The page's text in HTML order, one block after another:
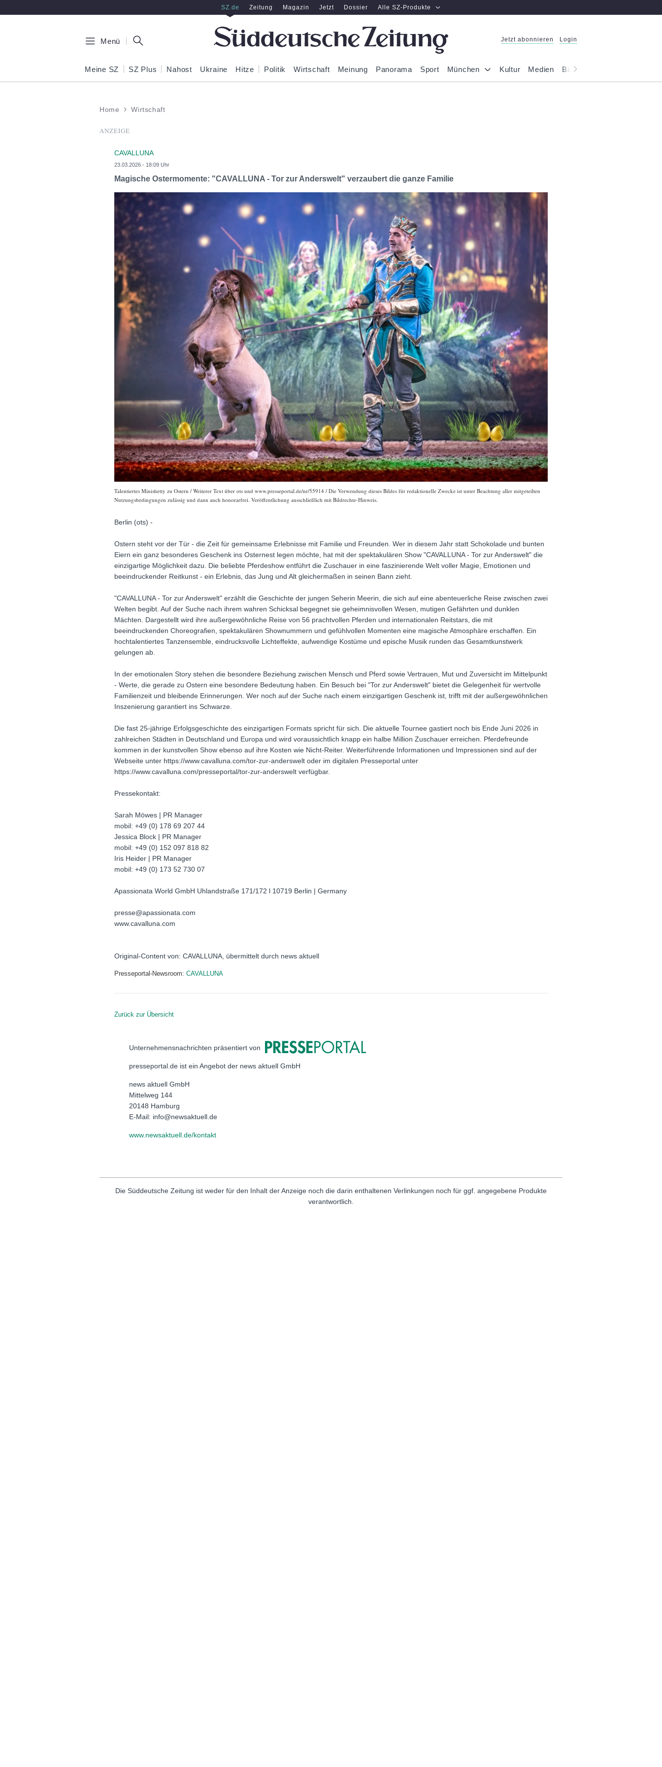
SZ.de Zeitung Magazin Jetzt Dossier Alle SZ-Produkte
Menü Jetzt abonnieren Login
Meine SZ SZ Plus Nahost Ukraine Hitze Politik Wirtschaft Meinung Panorama Sport München Kultur Medien Bayern
Home Wirtschaft
ANZEIGE
CAVALLUNA
23.03.2026 - 18:09 Uhr
Magische Ostermomente: "CAVALLUNA - Tor zur Anderswelt" verzaubert die ganze Familie
Talentiertes Minishetty zu Ostern / Weiterer Text über ots und www.presseportal.de/nr/55914 / Die Verwendung dieses Bildes für redaktionelle Zwecke ist unter Beachtung aller mitgeteilten
Nutzungsbedingungen zulässig und dann auch honorarfrei. Veröffentlichung ausschließlich mit Bildrechte-Hinweis.
Berlin (ots) -
Ostern steht vor der Tür - die Zeit für gemeinsame Erlebnisse mit Familie und Freunden. Wer in diesem Jahr statt Schokolade und bunten
Eiern ein ganz besonderes Geschenk ins Osternest legen möchte, hat mit der spektakulären Show "CAVALLUNA - Tor zur Anderswelt" die
einzigartige Möglichkeit dazu. Die beliebte Pferdeshow entführt die Zuschauer in eine faszinierende Welt voller Magie, Emotionen und
beeindruckender Reitkunst - ein Erlebnis, das Jung und Alt gleichermaßen in seinen Bann zieht.
"CAVALLUNA - Tor zur Anderswelt" erzählt die Geschichte der jungen Seherin Meerin, die sich auf eine abenteuerliche Reise zwischen zwei
Welten begibt. Auf der Suche nach ihrem wahren Schicksal begegnet sie geheimnisvollen Wesen, mutigen Gefährten und dunklen
Mächten. Dargestellt wird ihre außergewöhnliche Reise von 56 prachtvollen Pferden und internationalen Reitstars, die mit
beeindruckenden Choreografien, spektakulären Shownummern und gefühlvollen Momenten eine magische Atmosphäre erschaffen. Ein
hochtalentiertes Tanzensemble, eindrucksvolle Lichteffekte, aufwendige Kostüme und epische Musik runden das Gesamtkunstwerk
gelungen ab.
In der emotionalen Story stehen die besondere Beziehung zwischen Mensch und Pferd sowie Vertrauen, Mut und Zuversicht im Mittelpunkt
- Werte, die gerade zu Ostern eine besondere Bedeutung haben. Ein Besuch bei "Tor zur Anderswelt" bietet die Gelegenheit für wertvolle
Familienzeit und bleibende Erinnerungen. Wer noch auf der Suche nach einem einzigartigen Geschenk ist, trifft mit der außergewöhnlichen
Inszenierung garantiert ins Schwarze.
Die fast 25-jährige Erfolgsgeschichte des einzigartigen Formats spricht für sich. Die aktuelle Tournee gastiert noch bis Ende Juni 2026 in
zahlreichen Städten in Deutschland und Europa und wird voraussichtlich knapp ein halbe Million Zuschauer erreichen. Pferdefreunde
kommen in der kunstvollen Show ebenso auf ihre Kosten wie Nicht-Reiter. Weiterführende Informationen und Impressionen sind auf der
Webseite unter https://www.cavalluna.com/tor-zur-anderswelt oder im digitalen Presseportal unter
https://www.cavalluna.com/presseportal/tor-zur-anderswelt verfügbar.
Pressekontakt:
Sarah Möwes | PR Manager
mobil: +49 (0) 178 69 207 44
Jessica Block | PR Manager
mobil: +49 (0) 152 097 818 82
Iris Heider | PR Manager
mobil: +49 (0) 173 52 730 07
Apassionata World GmbH Uhlandstraße 171/172 l 10719 Berlin | Germany
presse@apassionata.com
www.cavalluna.com
Original-Content von: CAVALLUNA, übermittelt durch news aktuell
Presseportal-Newsroom: CAVALLUNA
Zurück zur Übersicht
Unternehmensnachrichten präsentiert von
presseportal.de ist ein Angebot der news aktuell GmbH
news aktuell GmbH
Mittelweg 144
20148 Hamburg
E-Mail: info@newsaktuell.de
www.newsaktuell.de/kontakt
Die Süddeutsche Zeitung ist weder für den Inhalt der Anzeige noch die darin enthaltenen Verlinkungen noch für ggf. angegebene Produkte
verantwortlich.